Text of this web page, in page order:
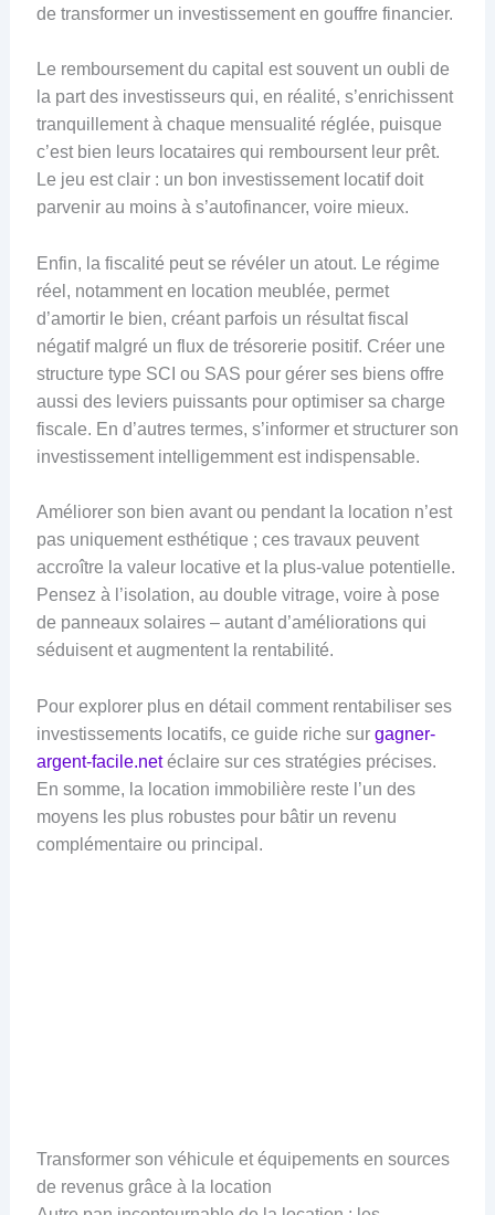
de transformer un investissement en gouffre financier.
Le remboursement du capital est souvent un oubli de
la part des investisseurs qui, en réalité, s’enrichissent
tranquillement à chaque mensualité réglée, puisque
c’est bien leurs locataires qui remboursent leur prêt.
Le jeu est clair : un bon investissement locatif doit
parvenir au moins à s’autofinancer, voire mieux.
Enfin, la fiscalité peut se révéler un atout. Le régime
réel, notamment en location meublée, permet
d’amortir le bien, créant parfois un résultat fiscal
négatif malgré un flux de trésorerie positif. Créer une
structure type SCI ou SAS pour gérer ses biens offre
aussi des leviers puissants pour optimiser sa charge
fiscale. En d’autres termes, s’informer et structurer son
investissement intelligemment est indispensable.
Améliorer son bien avant ou pendant la location n’est
pas uniquement esthétique ; ces travaux peuvent
accroître la valeur locative et la plus-value potentielle.
Pensez à l’isolation, au double vitrage, voire à pose
de panneaux solaires – autant d’améliorations qui
séduisent et augmentent la rentabilité.
Pour explorer plus en détail comment rentabiliser ses
investissements locatifs, ce guide riche sur gagner-
argent-facile.netéclaire sur ces stratégies précises.
En somme, la location immobilière reste l’un des
moyens les plus robustes pour bâtir un revenu
complémentaire ou principal.
Transformer son véhicule et équipements en sources
de revenus grâce à la location